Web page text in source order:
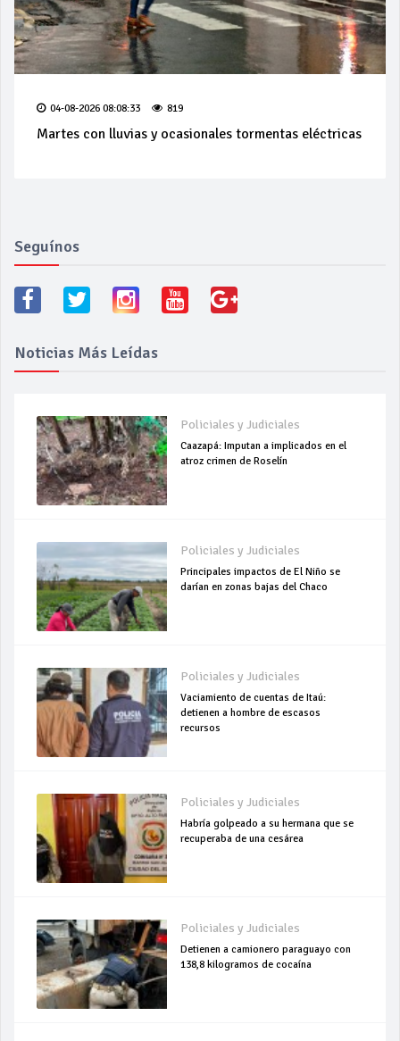
04-08-2026 08:08:33 819
Martes con lluvias y ocasionales tormentas eléctricas
Seguínos
Noticias Más Leídas
Policiales y Judiciales
Caazapá: Imputan a implicados en el
atroz crimen de Roselín
Policiales y Judiciales
Principales impactos de El Niño se
darían en zonas bajas del Chaco
Policiales y Judiciales
Vaciamiento de cuentas de Itaú:
detienen a hombre de escasos
recursos
Policiales y Judiciales
Habría golpeado a su hermana que se
recuperaba de una cesárea
Policiales y Judiciales
Detienen a camionero paraguayo con
138,8 kilogramos de cocaína